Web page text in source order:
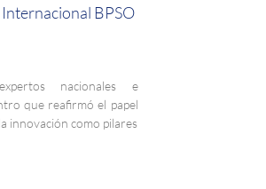
BPSO
nacionales e
que reafirmó el papel
innovación como pilares